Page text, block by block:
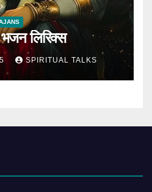
भजन लिरिक्स
SPIRITUAL TALKS